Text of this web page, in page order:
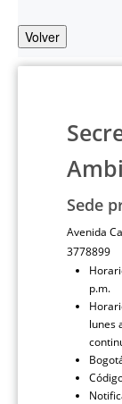
Volver
Sede
Avenida
3778899
p.m.
lunes